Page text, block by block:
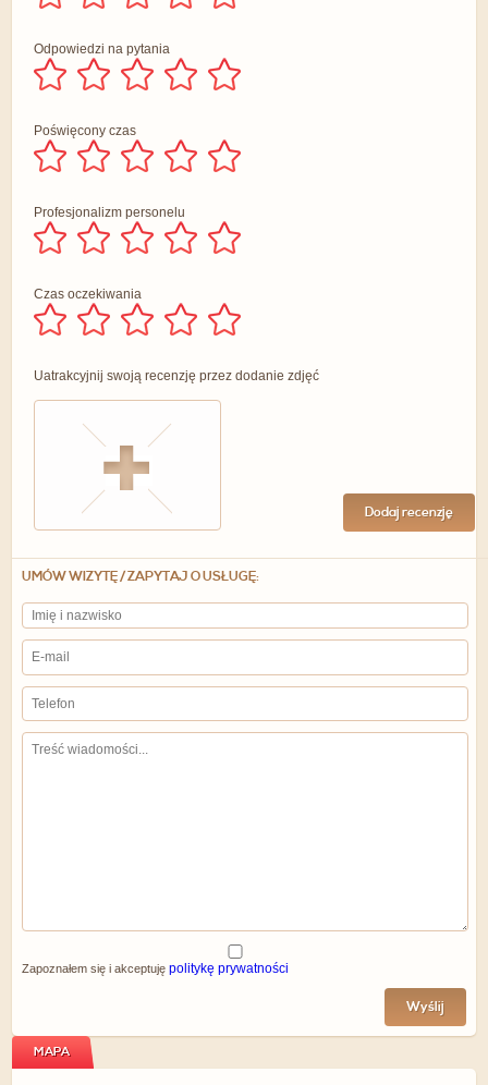
Odpowiedzi na pytania
Poświęcony czas
Profesjonalizm personelu
Czas oczekiwania
Uatrakcyjnij swoją recenzję przez dodanie zdjęć
Dodaj recenzję
UMÓW WIZYTĘ / ZAPYTAJ O USŁUGĘ:
Zapoznałem się i akceptuję politykę prywatności
Wyślij
MAPA